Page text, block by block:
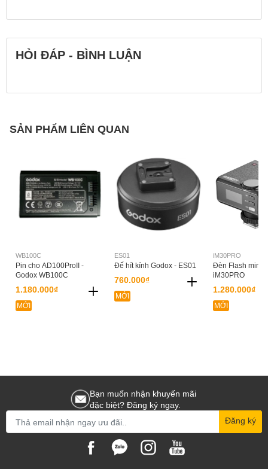
HỎI ĐÁP - BÌNH LUẬN
SẢN PHẨM LIÊN QUAN
WB100C
Pin cho AD100ProII -
Godox WB100C
1.180.000₫
MỚI
ES01
Đế hít kính Godox - ES01
760.000₫
MỚI
iM30PRO
Đèn Flash mini
iM30PRO
1.280.000₫
MỚI
Bạn muốn nhận khuyến mãi
đặc biệt? Đăng ký ngay.
Đăng ký